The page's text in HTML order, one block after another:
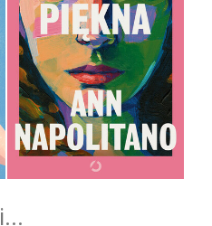
WITAJ, PIĘKNA
ANN NAPOLITANO
OPRAWA MIĘKKA
49,99 ZŁ